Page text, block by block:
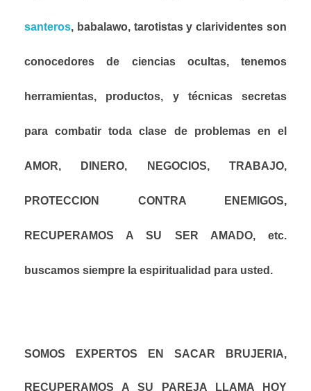
santeros, babalawo, tarotistas y clarividentes son
conocedores de ciencias ocultas, tenemos
herramientas, productos, y técnicas secretas
para combatir toda clase de problemas en el
AMOR, DINERO, NEGOCIOS, TRABAJO,
PROTECCION CONTRA ENEMIGOS,
RECUPERAMOS A SU SER AMADO, etc.
buscamos siempre la espiritualidad para usted.
SOMOS EXPERTOS EN SACAR BRUJERIA,
RECUPERAMOS A SU PAREJA LLAMA HOY